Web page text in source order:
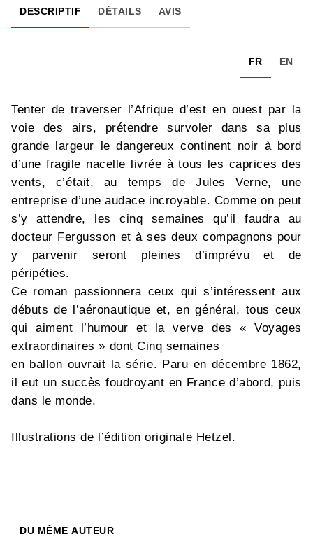
DESCRIPTIF DÉTAILS AVIS
FR EN
Tenter de traverser l’Afrique d’est en ouest par la
voie des airs, prétendre survoler dans sa plus
grande largeur le dangereux continent noir à bord
d’une fragile nacelle livrée à tous les caprices des
vents, c’était, au temps de Jules Verne, une
entreprise d’une audace incroyable. Comme on peut
s’y attendre, les cinq semaines qu’il faudra au
docteur Fergusson et à ses deux compagnons pour
y parvenir seront pleines d’imprévu et de
péripéties.
Ce roman passionnera ceux qui s’intéressent aux
débuts de l’aéronautique et, en général, tous ceux
qui aiment l’humour et la verve des « Voyages
extraordinaires » dont Cinq semaines
en ballon ouvrait la série. Paru en décembre 1862,
il eut un succès foudroyant en France d’abord, puis
dans le monde.
Illustrations de l’édition originale Hetzel.
DU MÊME AUTEUR